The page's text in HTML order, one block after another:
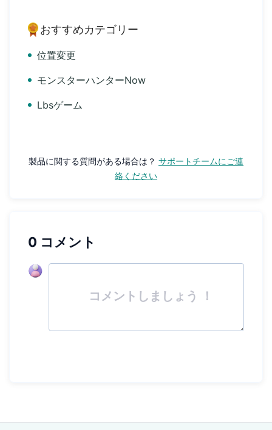
おすすめカテゴリー
位置変更
モンスターハンターNow
Lbsゲーム
製品に関する質問がある場合は？ サポートチームにご連
絡ください
0 コメント
コメントしましょう ！